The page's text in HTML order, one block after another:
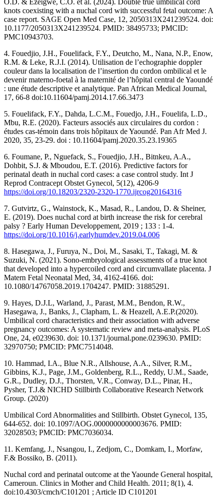
O.D. & Ezeigwe, C.O. et al. (2024). Double true umbilical cord
knots coexisting with a nuchal cord with successful fetal outcome: A
case report. SAGE Open Med Case, 12, 2050313X241239524. doi:
10.1177/2050313X241239524. PMID: 38495733; PMCID:
PMC10943703.
4. Fouedjio, J.H., Fouelifack, F.Y., Deutcho, M., Nana, N.P., Enow,
R.M. & Leke, R.J.I. (2014). Utilisation de l’echographie doppler
couleur dans la localisation de l’insertion du cordon ombilical et le
devenir materno-foetal à la maternité de l’hôpital central de Yaoundé
: une étude descriptive et analytique. Pan African Medical Journal,
17, 66-8 doi:10.11604/pamj.2014.17.66.3473
5. Fouelifack, F.Y., Dahda, L.C.M., Fouedjo, J.H., Fouelifa, L.D.,
Mbu, R.E. (2020). Facteurs associés aux circulaires du cordon :
études cas-témoin dans trois hôpitaux de Yaoundé. Pan Afr Med J.
2020, 35, 23-29. doi : 10.11604/pamj.2020.35.23.19365
6. Foumane, P., Nguefack, S., Fouedjio, J.H., Bitnkeu, A.A.,
Dohbit, S.J. & Mboudou, E.T. (2016). Predictive factors for
perinatal death in nuchal cord cases: a case control study. Int J
Reprod Contracept Obstet Gynecol, 5(12), 4206-9
https://doi.org/10.18203/2320-2320-1770.ijrcog20164316
7. Gutvirtz, G., Wainstock, K., Masad, R., Landou, D. & Sheiner,
E. (2019). Does nuchal cord at birth increase the risk for cerebral
palsy ? Early Human Developpement, 2019 ; 133 : 1-4.
https://doi.org/10.1016/j.earlyhumdev.2019.04.006
8. Hasegawa, J., Furuya, N., Doi, M., Sasaki, T., Takagi, M. &
Suzuki, N. (2021). Sono-embryological assessments of a true knot
that developed into a hypercoiled cord and circumvallate placenta. J
Matern Fetal Neonatal Med, 34, 4162-4166. doi:
10.1080/14767058.2019.1704247. PMID: 31885291.
9. Hayes, D.J.L, Warland, J., Parast, M.M., Bendon, R.W.,
Hasegawa, J., Banks, J., Clapham, L. & Heazell, A.E.P.(2020).
Umbilical cord characteristics and their association with adverse
pregnancy outcomes: A systematic review and meta-analysis. PLoS
One, 24, e0239630. doi: 10.1371/journal.pone.0239630. PMID:
32970750; PMCID: PMC7514048.
10. Hammad, I.A., Blue N.R., Allshouse, A.A., Silver, R.M.,
Gibbins, K.J., Page, J.M., Goldenberg, R.L., Reddy, U.M., Saade,
G.R., Dudley, D.J., Thorsten, V.R., Conway, D.L., Pinar, H.,
Pysher, T.J.& NICHD Stillbirth Collaborative Research Network
Group. (2020)
Umbilical Cord Abnormalities and Stillbirth. Obstet Gynecol, 135,
644-652. doi: 10.1097/AOG.0000000000003676. PMID:
32028503; PMCID: PMC7036034.
11. Kemfang, J., Nsangou, I., Zedjom, C., Domkam, I., Morfaw,
F.& Bossiko, B. (2011).
Nuchal cord and perinatal outcome at the Yaounde General hospital,
Cameroun. Clinics in Mother and Child Health. 2011; 8(1), 4.
doi:10.4303/cmch/C101201 ; Article ID C101201